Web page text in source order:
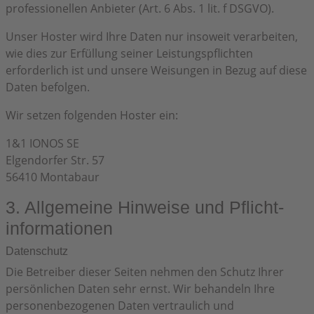
professionellen Anbieter (Art. 6 Abs. 1 lit. f DSGVO).
Unser Hoster wird Ihre Daten nur insoweit verarbeiten,
wie dies zur Erfüllung seiner Leistungspflichten
erforderlich ist und unsere Weisungen in Bezug auf diese
Daten befolgen.
Wir setzen folgenden Hoster ein:
1&1 IONOS SE
Elgendorfer Str. 57
56410 Montabaur
3. Allgemeine Hinweise und Pflicht­
informationen
Datenschutz
Die Betreiber dieser Seiten nehmen den Schutz Ihrer
persönlichen Daten sehr ernst. Wir behandeln Ihre
personenbezogenen Daten vertraulich und